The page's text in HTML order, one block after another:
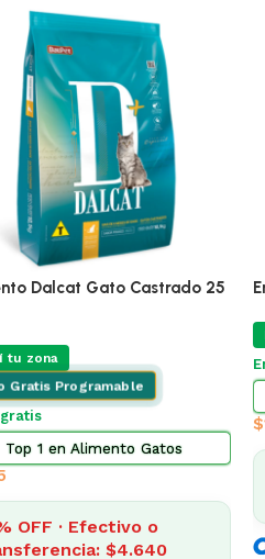
Adipred Prednisolna 20 Mg Blister
Elegí tu zona
Envío gratis desde $2.500
$322
4% OFF · Efectivo o
transferencia: $309